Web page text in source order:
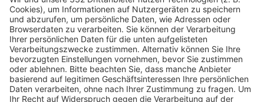
Pässe und Vereinswechsel
Trainerausbildung
Schulungsangebot Vereinsmitarbeiter
BFV-Geschäftsstellen
Trainerbörse